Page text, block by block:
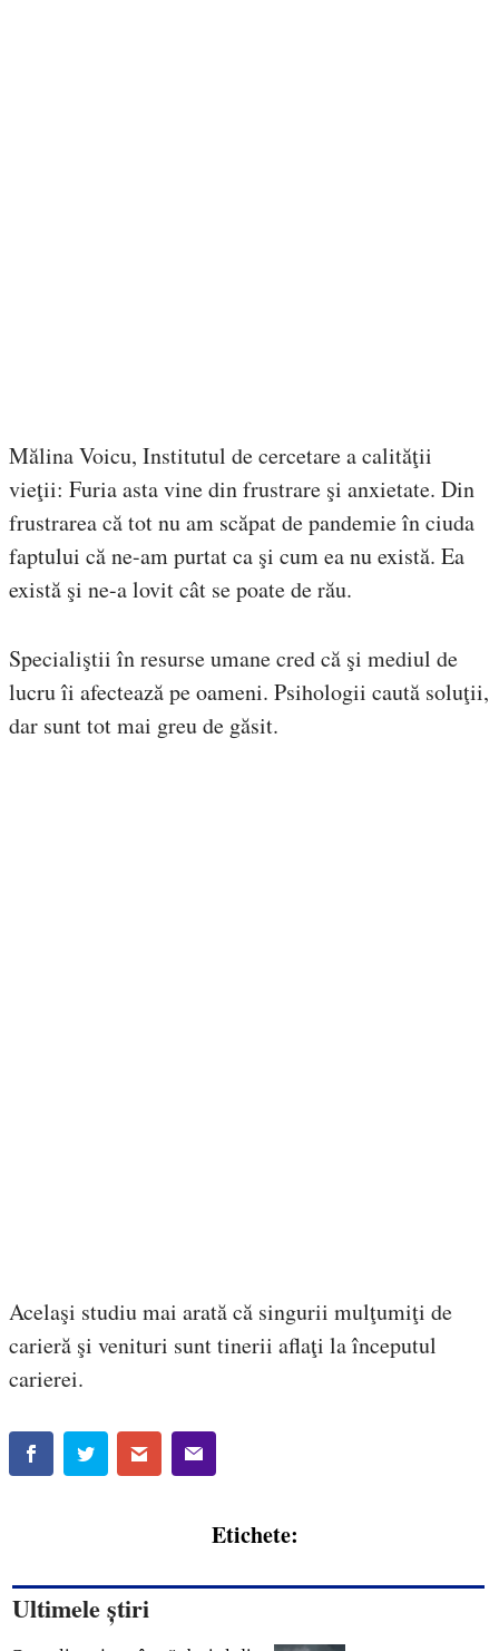
Mălina Voicu, Institutul de cercetare a calităţii
vieţii: Furia asta vine din frustrare şi anxietate. Din
frustrarea că tot nu am scăpat de pandemie în ciuda
faptului că ne-am purtat ca şi cum ea nu există. Ea
există şi ne-a lovit cât se poate de rău.
Specialiştii în resurse umane cred că şi mediul de
lucru îi afectează pe oameni. Psihologii caută soluţii,
dar sunt tot mai greu de găsit.
Acelaşi studiu mai arată că singurii mulţumiţi de
carieră şi venituri sunt tinerii aflaţi la începutul
carierei.
Etichete:
Ultimele știri